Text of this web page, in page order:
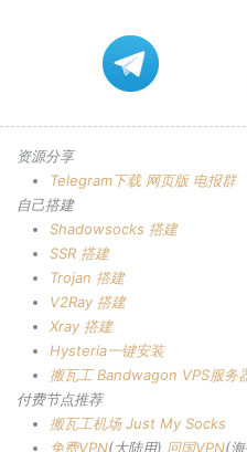
资源分享
Telegram下载
自己搭建